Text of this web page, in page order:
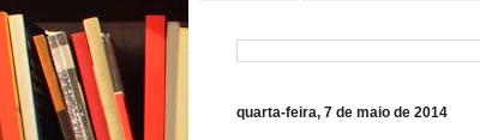
quarta-feira, 7 de maio de 2014